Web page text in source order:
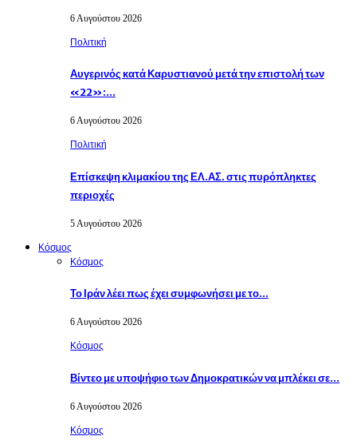
6 Αυγούστου 2026
Πολιτική
Αυγερινός κατά Καρυστιανού μετά την επιστολή των
«22»:…
6 Αυγούστου 2026
Πολιτική
Επίσκεψη κλιμακίου της ΕΛ.ΑΣ. στις πυρόπληκτες
περιοχές
5 Αυγούστου 2026
Κόσμος
Κόσμος
Το Ιράν λέει πως έχει συμφωνήσει με το…
6 Αυγούστου 2026
Κόσμος
Βίντεο με υποψήφιο των Δημοκρατικών να μπλέκει σε…
6 Αυγούστου 2026
Κόσμος